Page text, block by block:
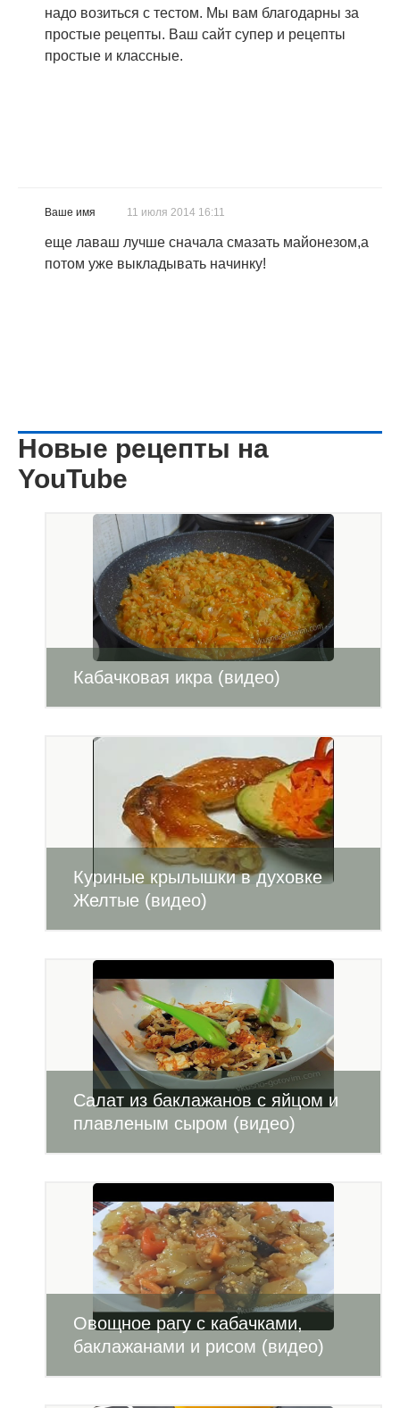
надо возиться с тестом. Мы вам благодарны за
простые рецепты. Ваш сайт супер и рецепты
простые и классные.
Ваше имя 11 июля 2014 16:11
еще лаваш лучше сначала смазать майонезом,а
потом уже выкладывать начинку!
Новые рецепты на
YouTube
Кабачковая икра (видео)
Куриные крылышки в духовке
Желтые (видео)
Салат из баклажанов с яйцом и
плавленым сыром (видео)
Овощное рагу с кабачками,
баклажанами и рисом (видео)